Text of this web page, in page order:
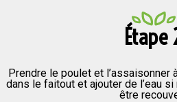
Étape
Prendre le poulet et l’assaisonner
dans le faitout et ajouter de l’eau
être